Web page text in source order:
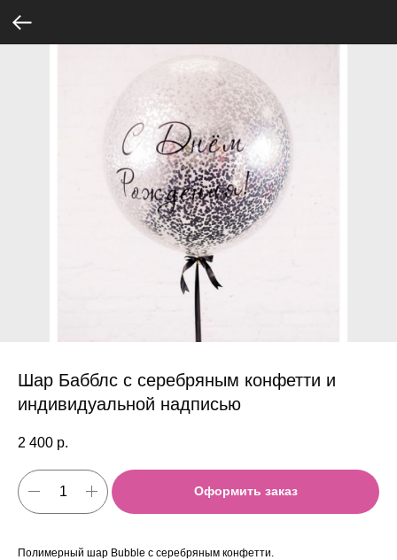
Шар Бабблс с серебряным конфетти и
индивидуальной надписью
2 400 р.
Оформить заказ
Полимерный шар Bubble с серебряным конфетти.